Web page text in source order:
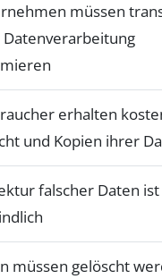
müssen
erhalten
und Kopien ihrer
falscher Daten ist
müssen gelöscht